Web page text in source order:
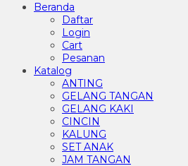
Beranda
Daftar
Login
Cart
Pesanan
Katalog
ANTING
GELANG TANGAN
GELANG KAKI
CINCIN
KALUNG
SET ANAK
JAM TANGAN